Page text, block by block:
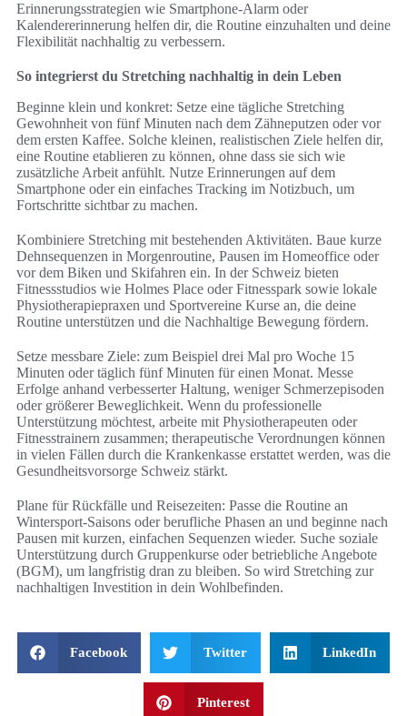
Erinnerungsstrategien wie Smartphone-Alarm oder
Kalendererinnerung helfen dir, die Routine einzuhalten und deine
Flexibilität nachhaltig zu verbessern.
So integrierst du Stretching nachhaltig in dein Leben
Beginne klein und konkret: Setze eine tägliche Stretching
Gewohnheit von fünf Minuten nach dem Zähneputzen oder vor
dem ersten Kaffee. Solche kleinen, realistischen Ziele helfen dir,
eine Routine etablieren zu können, ohne dass sie sich wie
zusätzliche Arbeit anfühlt. Nutze Erinnerungen auf dem
Smartphone oder ein einfaches Tracking im Notizbuch, um
Fortschritte sichtbar zu machen.
Kombiniere Stretching mit bestehenden Aktivitäten. Baue kurze
Dehnsequenzen in Morgenroutine, Pausen im Homeoffice oder
vor dem Biken und Skifahren ein. In der Schweiz bieten
Fitnessstudios wie Holmes Place oder Fitnesspark sowie lokale
Physiotherapiepraxen und Sportvereine Kurse an, die deine
Routine unterstützen und die Nachhaltige Bewegung fördern.
Setze messbare Ziele: zum Beispiel drei Mal pro Woche 15
Minuten oder täglich fünf Minuten für einen Monat. Messe
Erfolge anhand verbesserter Haltung, weniger Schmerzepisoden
oder größerer Beweglichkeit. Wenn du professionelle
Unterstützung möchtest, arbeite mit Physiotherapeuten oder
Fitnesstrainern zusammen; therapeutische Verordnungen können
in vielen Fällen durch die Krankenkasse erstattet werden, was die
Gesundheitsvorsorge Schweiz stärkt.
Plane für Rückfälle und Reisezeiten: Passe die Routine an
Wintersport-Saisons oder berufliche Phasen an und beginne nach
Pausen mit kurzen, einfachen Sequenzen wieder. Suche soziale
Unterstützung durch Gruppenkurse oder betriebliche Angebote
(BGM), um langfristig dran zu bleiben. So wird Stretching zur
nachhaltigen Investition in dein Wohlbefinden.
Facebook Twitter LinkedIn
Pinterest